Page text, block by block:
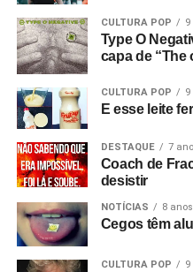
CULTURA POP
Type O
capa de “The
CULTURA POP
E esse leite
DESTAQUE 7
Coach de
desistir
NOTÍCIAS 8
Cegos têm
CULTURA POP